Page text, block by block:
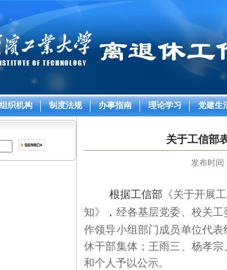
组织机构 制度法规 办事指南 理论学习 党建生
关于工信部
发布时间
根据工信部 《关于开展
知》
， 经各基层党委、校关
作领导小组部门成员单位代
休干部集体；王雨三、杨孝
和个人予以公示。